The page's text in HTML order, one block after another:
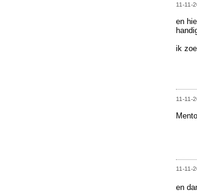
11-11-
en
ik
11-11-
11-11-
en